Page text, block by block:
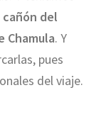
cañón del
Chamula. Y
pues
del viaje.